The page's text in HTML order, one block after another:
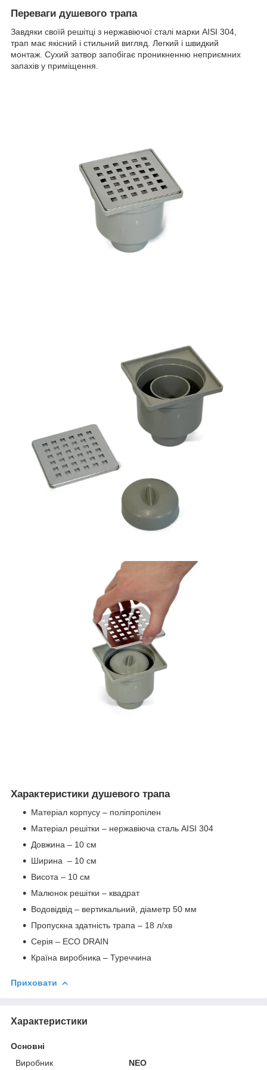
Переваги душевого трапа
Завдяки своїй решітці з нержавіючої сталі марки AISI 304,
трап має якісний і стильний вигляд. Легкий і швидкий
монтаж. Сухий затвор запобігає проникненню неприємних
запахів у приміщення.
Характеристики душевого трапа
Матеріал корпусу – поліпропілен
Матеріал решітки – нержавіюча сталь AISI 304
Довжина – 10 см
Ширина – 10 см
Висота – 10 см
Малюнок решітки – квадрат
Водовідвід – вертикальний, діаметр 50 мм
Пропускна здатність трапа – 18 л/хв
Серія – ЕСО DRAIN
Країна виробника – Туреччина
Приховати
Характеристики
Основні
Виробник
NEO